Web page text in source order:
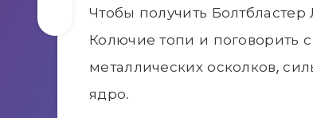
Чтобы получить
Колючие топи и поговорить
металлических осколков,
ядро.